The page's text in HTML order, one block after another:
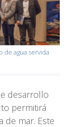
de agua servida
desarrollo
permitirá
de mar. Este